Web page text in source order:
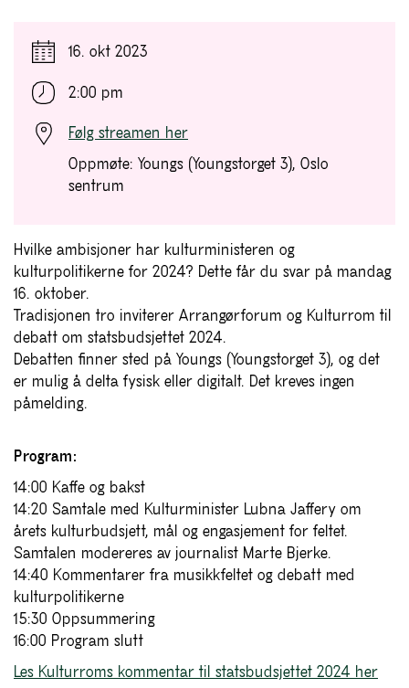
16. okt 2023
2:00 pm
Følg streamen her
Oppmøte: Youngs (Youngstorget 3), Oslo
sentrum
Hvilke ambisjoner har kulturministeren og
kulturpolitikerne for 2024? Dette får du svar på mandag
16. oktober.
Tradisjonen tro inviterer Arrangørforum og Kulturrom til
debatt om statsbudsjettet 2024.
Debatten finner sted på Youngs (Youngstorget 3), og det
er mulig å delta fysisk eller digitalt. Det kreves ingen
påmelding.
Program:
14:00 Kaffe og bakst
14:20 Samtale med Kulturminister Lubna Jaffery om
årets kulturbudsjett, mål og engasjement for feltet.
Samtalen modereres av journalist Marte Bjerke.
14:40 Kommentarer fra musikkfeltet og debatt med
kulturpolitikerne
15:30 Oppsummering
16:00 Program slutt
Les Kulturroms kommentar til statsbudsjettet 2024 her